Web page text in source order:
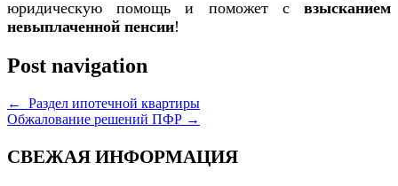
юридическую помощь и поможет с взысканием
невыплаченной пенсии!
Post navigation
←
Раздел ипотечной квартиры
Обжалование решений ПФР →
СВЕЖАЯ ИНФОРМАЦИЯ